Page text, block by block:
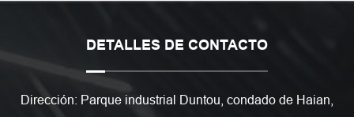
DETALLES DE CONTACTO
Dirección: Parque industrial Duntou, condado de Haian,